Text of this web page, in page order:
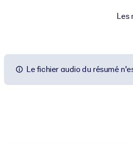
Les
Le fichier audio du résumé